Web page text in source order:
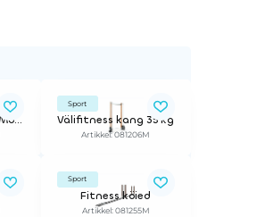
Treeningvardad "Monkey bars"
Sport
Välifitness kang 35 kg
Artikkel: 081206M
Sport
Fitness köied
Artikkel: 081255M